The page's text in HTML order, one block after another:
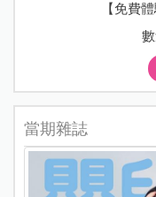
【免費
當期雜誌